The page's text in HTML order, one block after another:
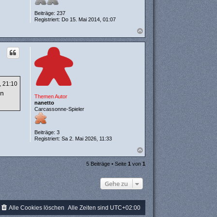
Beiträge: 237
Registriert: Do 15. Mai 2014, 01:07
N
a
c
h
o
b
Themen Autor
nanetto
Carcassonne-Spieler
Beiträge: 3
Registriert: Sa 2. Mai 2026, 11:33
21:10
N
a
h
o
b
e
n
5 Beiträge • Seite1von1
Gehe zu
Alle Zeiten sind UTC+02:00
Alle Cookies löschen